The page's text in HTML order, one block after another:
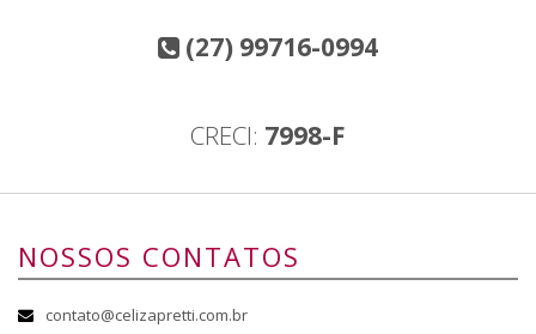
(27) 99716-0994
CRECI: 7998-F
NOSSOS CONTATOS
contato@celizapretti.com.br